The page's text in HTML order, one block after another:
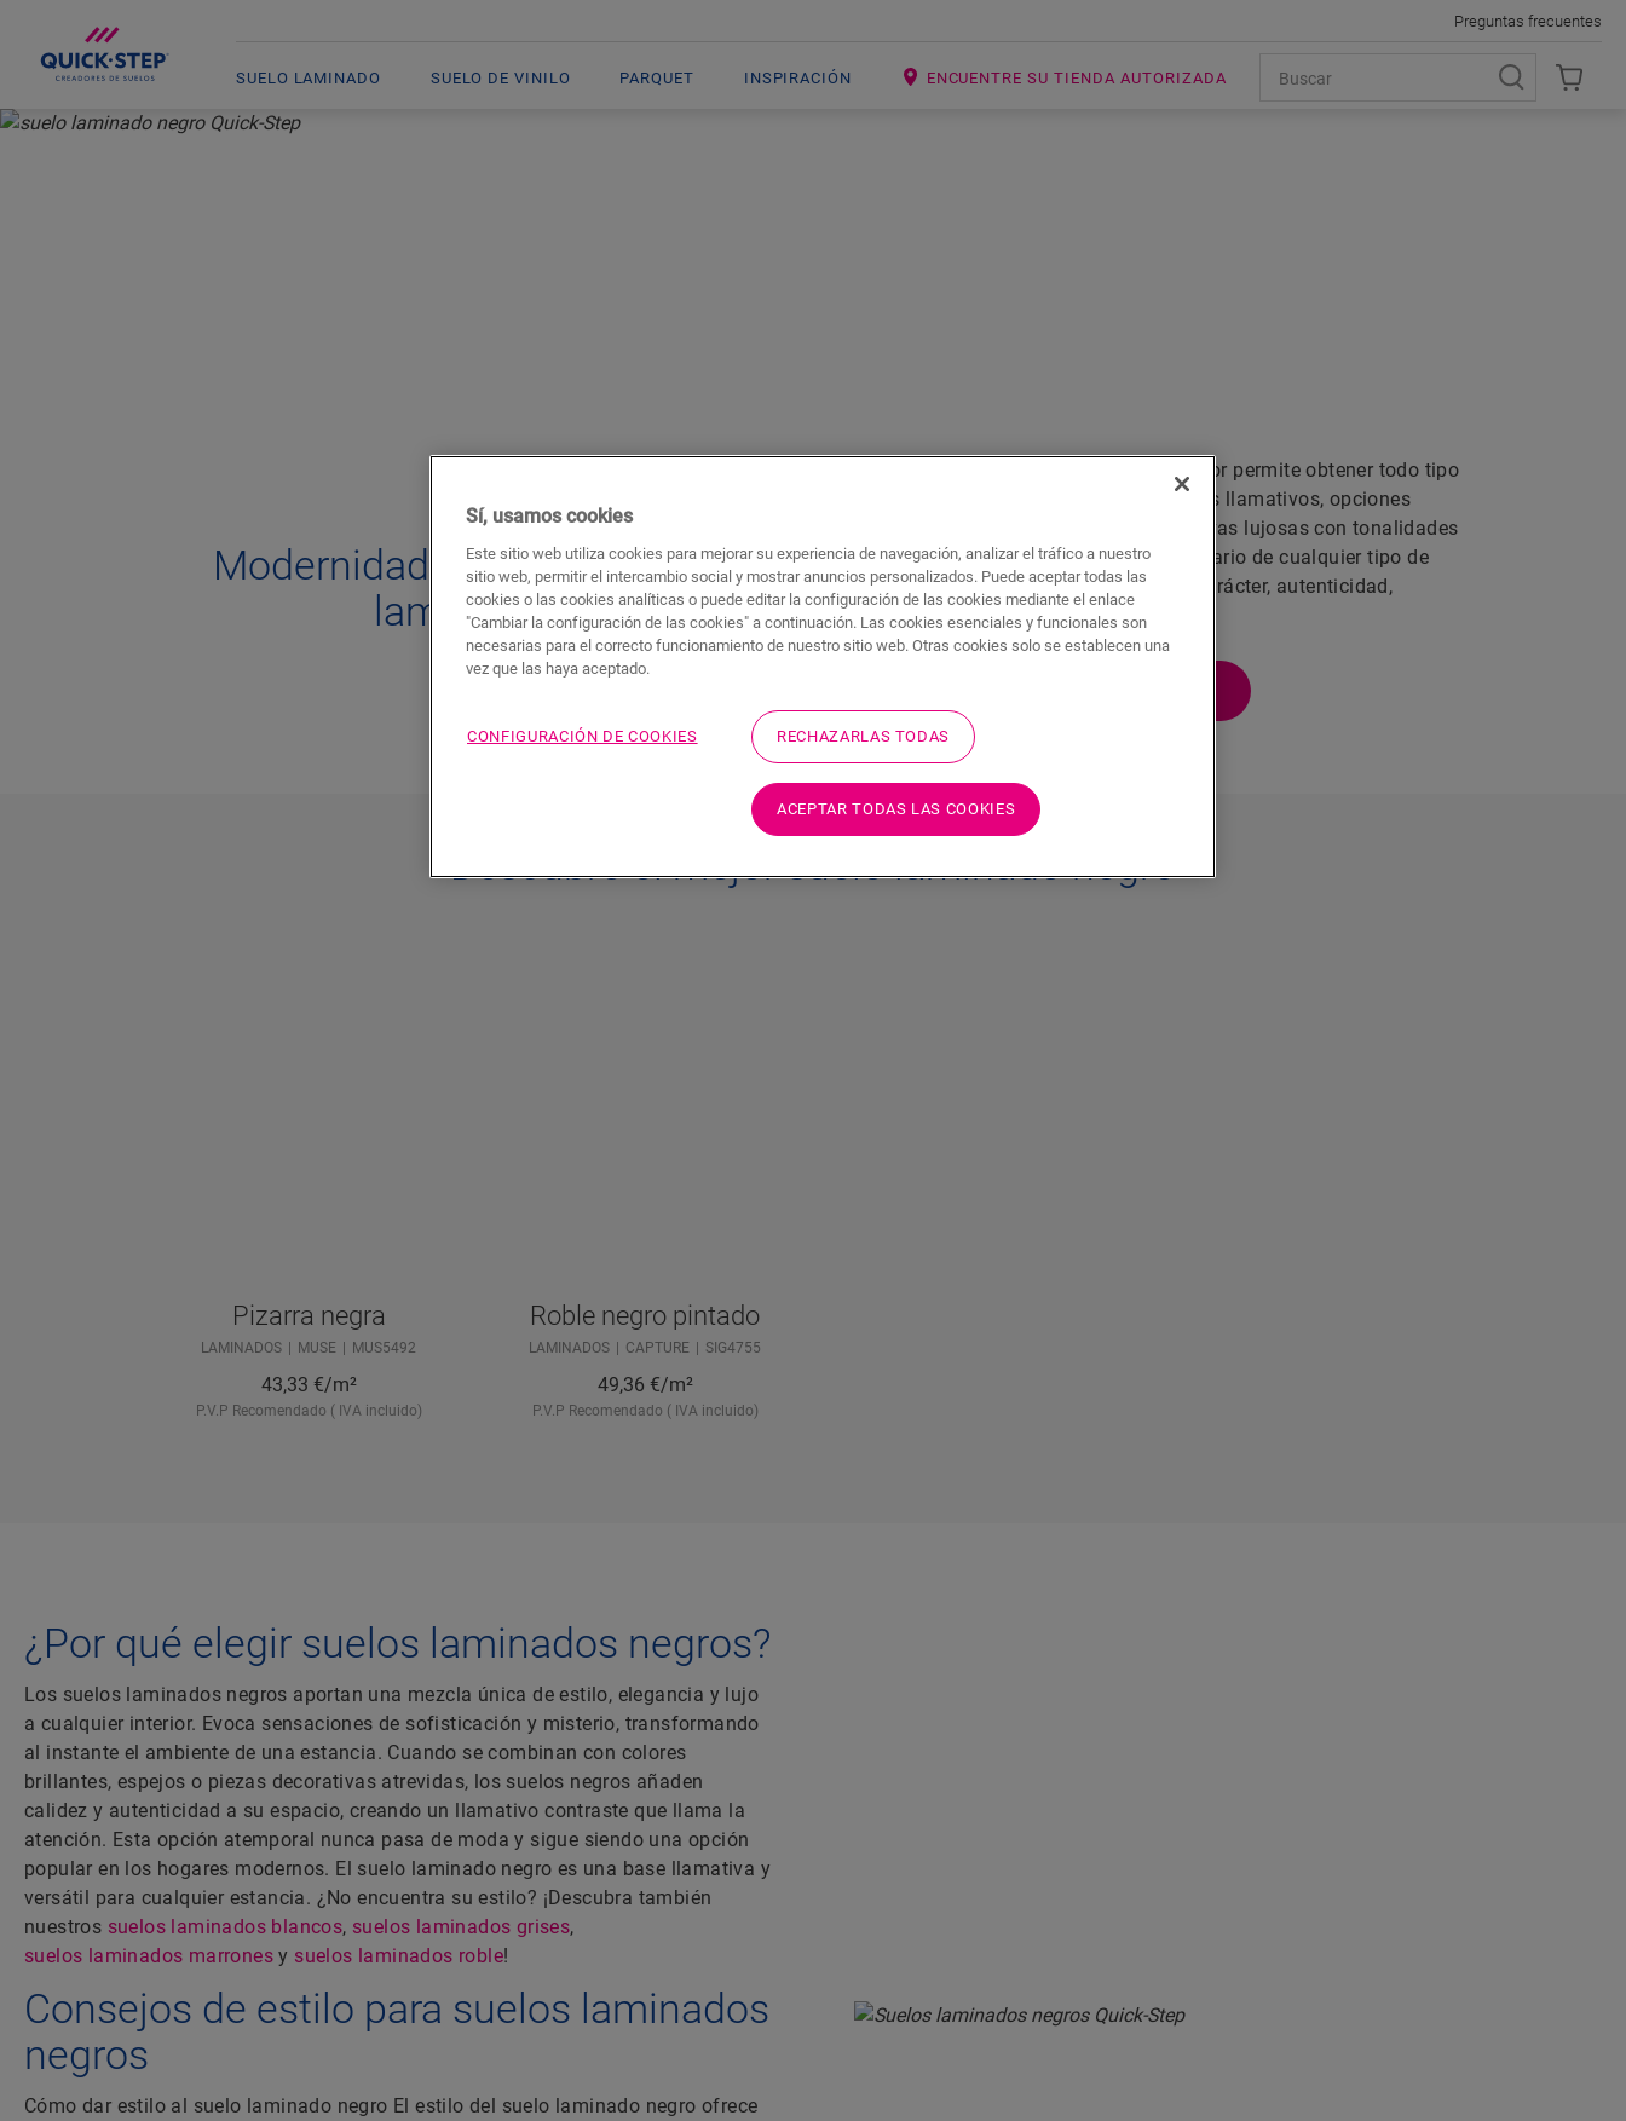
SUELO LAMINADO SUELO DE VINILO PARQUET INSPIRACIÓN ENCUENTRE SU TIENDA AUTORIZADA
Preguntas frecuentes
Modernidad con el suelo
laminado negro
El suelo laminado negro es sinónimo de estilo. Este color permite obtener todo tipo
de combinaciones: desde contrastes fuertes con colores llamativos, opciones
glamurosas con tonos metalizados e, incluso, alternativas lujosas con tonalidades
blancas. Por tanto, es ideal para combinarlo con mobiliario de cualquier tipo de
color. Este tipo de suelo es, sin duda, una opción con carácter, autenticidad,
modernidad y majestuosidad.
Descubre el mejor suelo laminado negro
Pizarra negra
LAMINADOS MUSE MUS5492
43,33 €/m²
P.V.P Recomendado ( IVA incluido)
Roble negro pintado
LAMINADOS CAPTURE SIG4755
49,36 €/m²
P.V.P Recomendado ( IVA incluido)
¿Por qué elegir suelos laminados negros?
Los suelos laminados negros aportan una mezcla única de estilo, elegancia y lujo
a cualquier interior. Evoca sensaciones de sofisticación y misterio, transformando
al instante el ambiente de una estancia. Cuando se combinan con colores
brillantes, espejos o piezas decorativas atrevidas, los suelos negros añaden
calidez y autenticidad a su espacio, creando un llamativo contraste que llama la
atención. Esta opción atemporal nunca pasa de moda y sigue siendo una opción
popular en los hogares modernos. El suelo laminado negro es una base llamativa y
versátil para cualquier estancia. ¿No encuentra su estilo? ¡Descubra también
nuestros suelos laminados blancos, suelos laminados grises,
suelos laminados marrones y suelos laminados roble!
Consejos de estilo para suelos laminados
negros
Cómo dar estilo al suelo laminado negro El estilo del suelo laminado negro ofrece
Sí, usamos cookies
Este sitio web utiliza cookies para mejorar su experiencia de navegación, analizar el tráfico a nuestro
sitio web, permitir el intercambio social y mostrar anuncios personalizados. Puede aceptar todas las
cookies o las cookies analíticas o puede editar la configuración de las cookies mediante el enlace
"Cambiar la configuración de las cookies" a continuación. Las cookies esenciales y funcionales son
necesarias para el correcto funcionamiento de nuestro sitio web. Otras cookies solo se establecen una
vez que las haya aceptado.
CONFIGURACIÓN DE COOKIES RECHAZARLAS TODAS
ACEPTAR TODAS LAS COOKIES